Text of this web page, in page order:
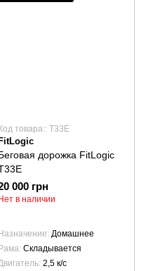
Код товара:: T33E
FitLogic
дорожка FitLogic
000 грн
Нет в наличии
Назначение Домашнее
Рама Складывается
2,5 к/с